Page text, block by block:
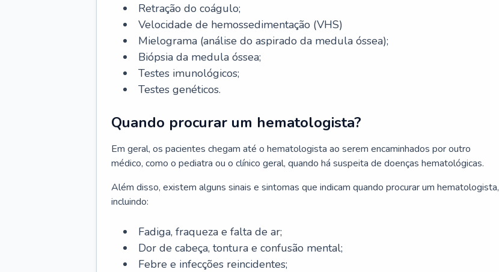
Retração do coágulo;
Velocidade de hemossedimentação (VHS)
Mielograma (análise do aspirado da medula óssea);
Biópsia da medula óssea;
Testes imunológicos;
Testes genéticos.
Quando procurar um hematologista?
Em geral, os pacientes chegam até o hematologista ao serem encaminhados por outro
médico, como o pediatra ou o clínico geral, quando há suspeita de doenças hematológicas.
Além disso, existem alguns sinais e sintomas que indicam quando procurar um hematologista,
incluindo:
Fadiga, fraqueza e falta de ar;
Dor de cabeça, tontura e confusão mental;
Febre e infecções reincidentes;